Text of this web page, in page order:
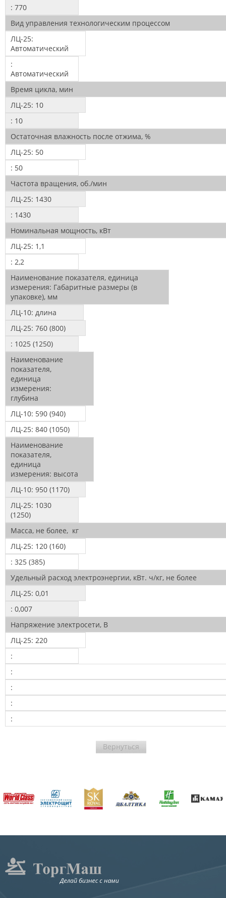
: 770
Вид управления технологическим процессом
ЛЦ-25:
Автоматический
:
Автоматический
Время цикла, мин
ЛЦ-25: 10
: 10
Остаточная влажность после отжима, %
ЛЦ-25: 50
: 50
Частота вращения, об./мин
ЛЦ-25: 1430
: 1430
Номинальная мощность, кВт
ЛЦ-25: 1,1
: 2,2
Наименование показателя, единица
измерения: Габаритные размеры (в
упаковке), мм
ЛЦ-10: длина
ЛЦ-25: 760 (800)
: 1025 (1250)
Наименование
показателя,
единица
измерения:
глубина
ЛЦ-10: 590 (940)
ЛЦ-25: 840 (1050)
Наименование
показателя,
единица
измерения: высота
ЛЦ-10: 950 (1170)
ЛЦ-25: 1030
(1250)
Масса, не более, кг
ЛЦ-25: 120 (160)
: 325 (385)
Удельный расход электроэнергии, кВт. ч/кг, не более
ЛЦ-25: 0,01
: 0,007
Напряжение электросети, В
ЛЦ-25: 220
:
:
:
:
:
Вернуться